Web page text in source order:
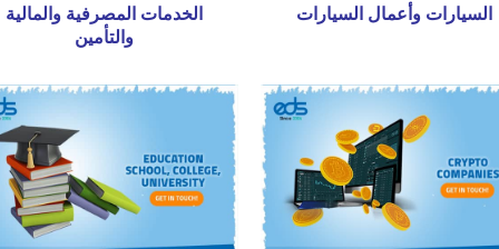
السيارات وأعمال السيارات
الخدمات المصرفية والمالية
والتأمين